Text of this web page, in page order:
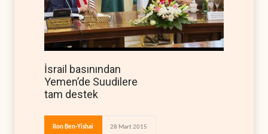
İsrail basınından
Yemen’de Suudilere
tam destek
Ron Ben-Yishai 28 Mart 2015